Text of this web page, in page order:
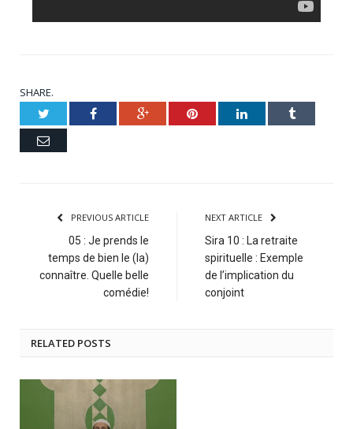
SHARE.
Twitter Facebook Google+ Pinterest LinkedIn Tumblr
Email
PREVIOUS ARTICLE
05 : Je prends le
temps de bien le (la)
connaître. Quelle belle
comédie!
NEXT ARTICLE
Sira 10 : La retraite
spirituelle : Exemple
de l’implication du
conjoint
RELATED POSTS